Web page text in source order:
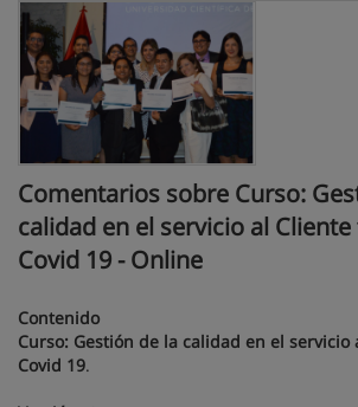
Comentarios sobre Curso:
calidad en el servicio al
Covid 19 - Online
Contenido
Curso: Gestión de la calidad en el
Covid 19.